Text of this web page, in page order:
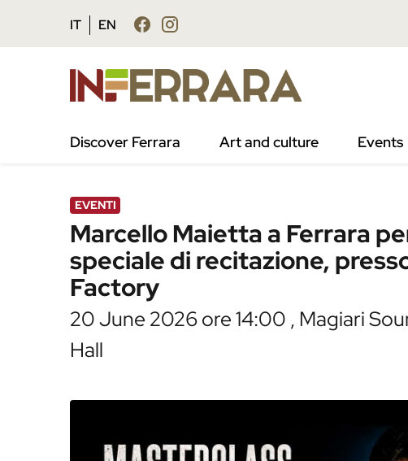
Vai al contenuto principale
Vai al footer
IT EN
Discover Ferrara Art and culture Events
/ Agenda / Marcello Maietta a Ferrara per una
EVENTI
Marcello Maietta a Ferrara
speciale di recitazione,
Factory
20 June 2026 ore 14:00 , Magiari
Hall